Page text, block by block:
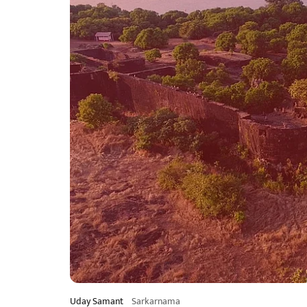
Uday Samant Sarkarnama